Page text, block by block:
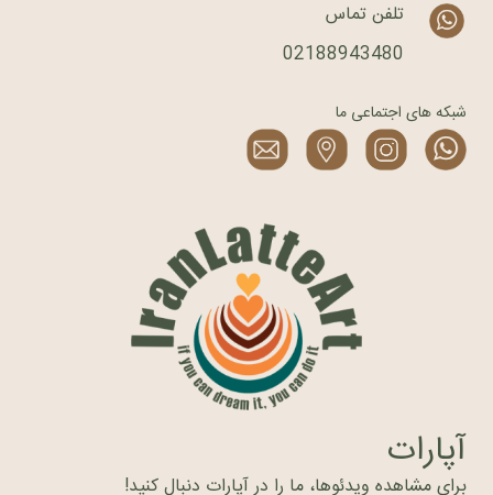
تلفن تماس
02188943480
شبکه های اجتماعی ما
آپارات
برای مشاهده ویدئوها، ما را در آپارات دنبال کنید!